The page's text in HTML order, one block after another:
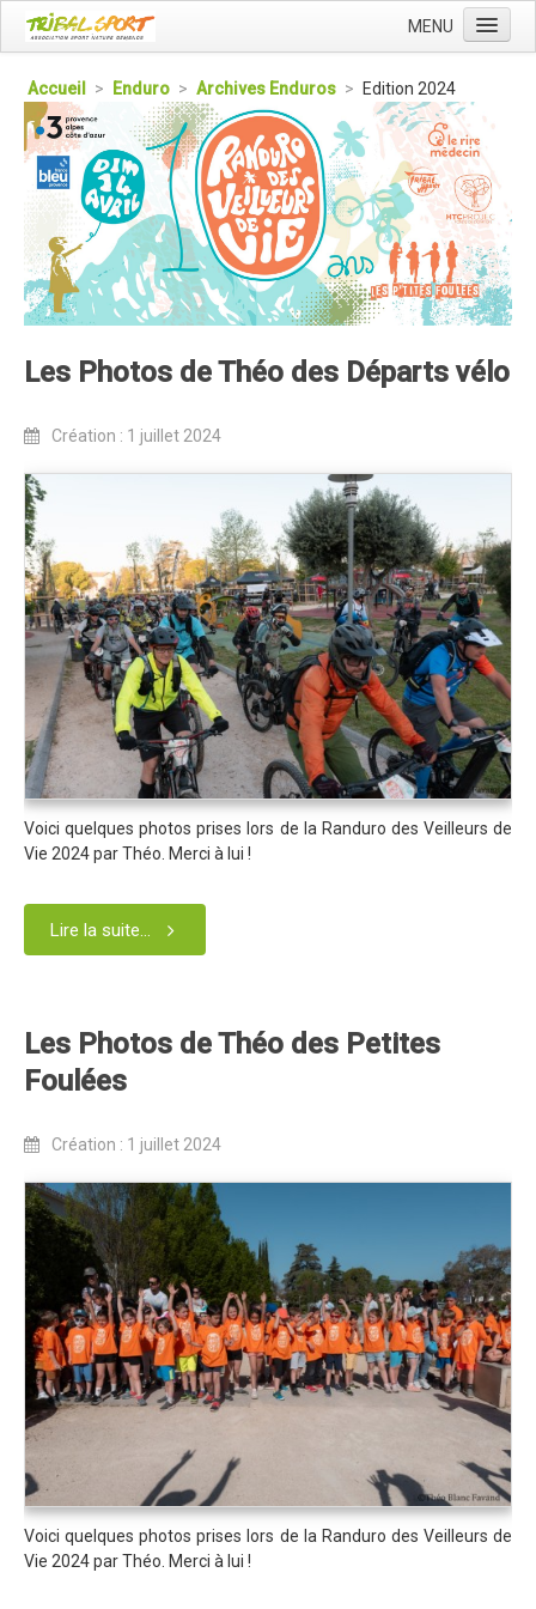
MENU
Qui sommes nous ?
L'Association Tribal
Le Club Tribal VTT
Le Team Tribal
La Newsletter Tribal
Gérer votre abonnement
Consulter les archives
Présentation
Trips Enduro
Stages Perfectionnement
Séminaires Entreprises
S'inscrire aux Cours...
S'inscrire aux Stages / Sorties...
La page Instagram du club...
Contacter le Club
Blog 2025
Affiche 2025
Règlement 2025
Photos / Vidéos 2025
Archives Enduros
Edition 2024
Blog 2024
Inscriptions 2024
Affiche 2024
Communiqué de presse 2024
Partenaires 2024
Règlement 2024
Accueil > Enduro > Archives Enduros > Edition 2024
Les Photos de Théo des Départs vélo
Création : 1 juillet 2024
Voici quelques photos prises lors de la Randuro des Veilleurs de
Vie 2024 par Théo. Merci à lui !
Lire la suite...
Les Photos de Théo des Petites
Foulées
Création : 1 juillet 2024
Voici quelques photos prises lors de la Randuro des Veilleurs de
Vie 2024 par Théo. Merci à lui !